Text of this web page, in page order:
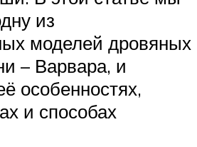
из
моделей дровяных
– Варвара, и
особенностях,
и способах